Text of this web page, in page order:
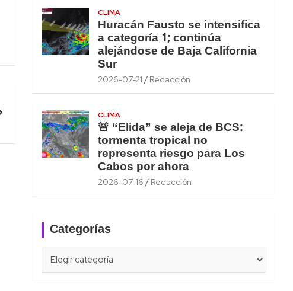
CLIMA
Huracán Fausto se intensifica
a categoría 1; continúa
alejándose de Baja California
Sur
2026-07-21 Redacción
CLIMA
🚨 “Elida” se aleja de BCS:
tormenta tropical no
representa riesgo para Los
Cabos por ahora
2026-07-16 Redacción
Categorías